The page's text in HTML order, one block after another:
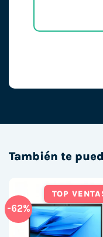
También te
-62%
TOP